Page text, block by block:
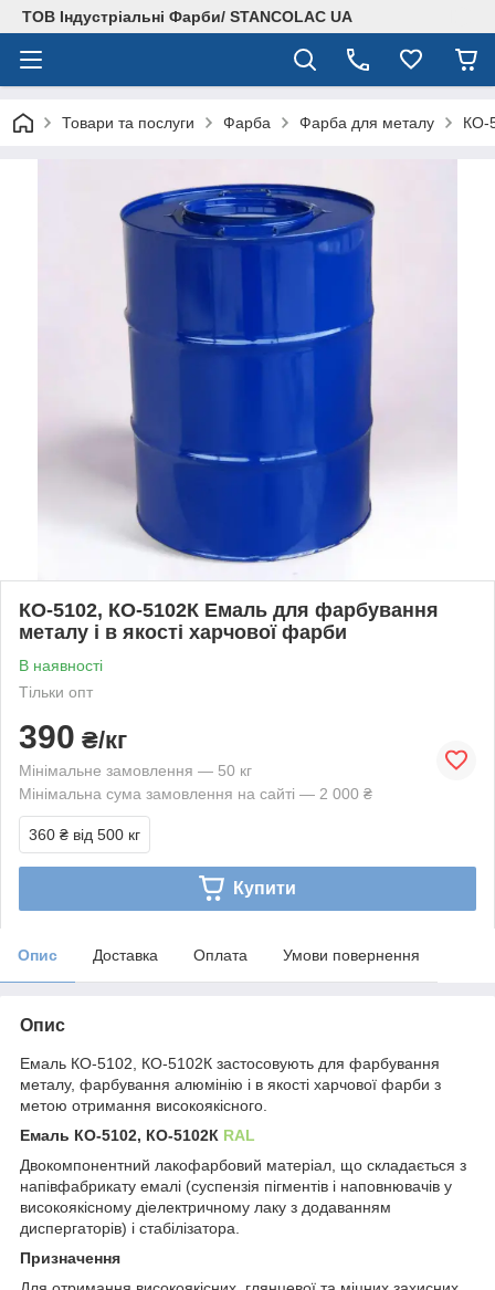
ТОВ Індустріальні Фарби/ STANCOLAC UA
Товари та послуги Фарба Фарба для металу КО-
КО-5102, КО-5102К Емаль для фарбування
металу і в якості харчової фарби
В наявності
Тільки опт
390 ₴/кг
Мінімальне замовлення — 50 кг
Мінімальна сума замовлення на сайті — 2 000 ₴
360 ₴ від 500 кг
Купити
Опис Доставка Оплата Умови повернення
Опис
Емаль КО-5102, КО-5102К застосовують для фарбування
металу, фарбування алюмінію і в якості харчової фарби з
метою отримання високоякісного.
Емаль КО-5102, КО-5102К RAL
Двокомпонентний лакофарбовий матеріал, що складається з
напівфабрикату емалі (суспензія пігментів і наповнювачів у
високоякісному діелектричному лаку з додаванням
диспергаторів) і стабілізатора.
Призначення